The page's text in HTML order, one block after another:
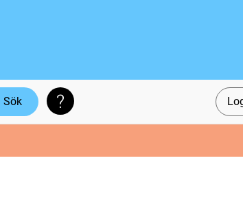
Sök Söktips